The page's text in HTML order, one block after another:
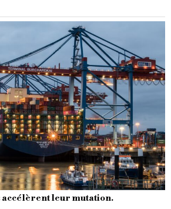
accélèrent leur mutation.